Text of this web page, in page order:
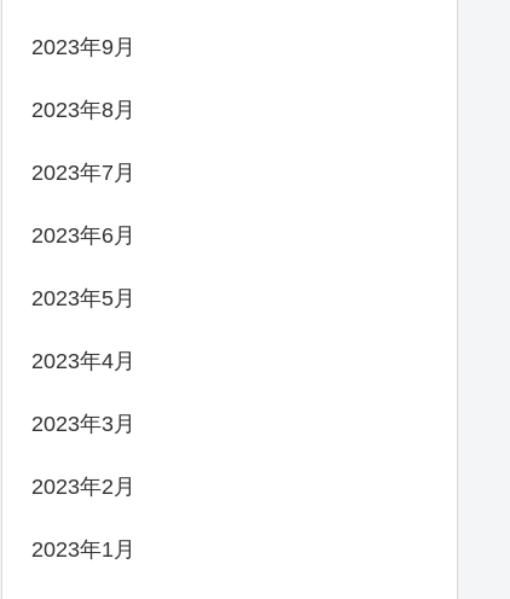
2023年9月
2023年8月
2023年7月
2023年6月
2023年5月
2023年4月
2023年3月
2023年2月
2023年1月